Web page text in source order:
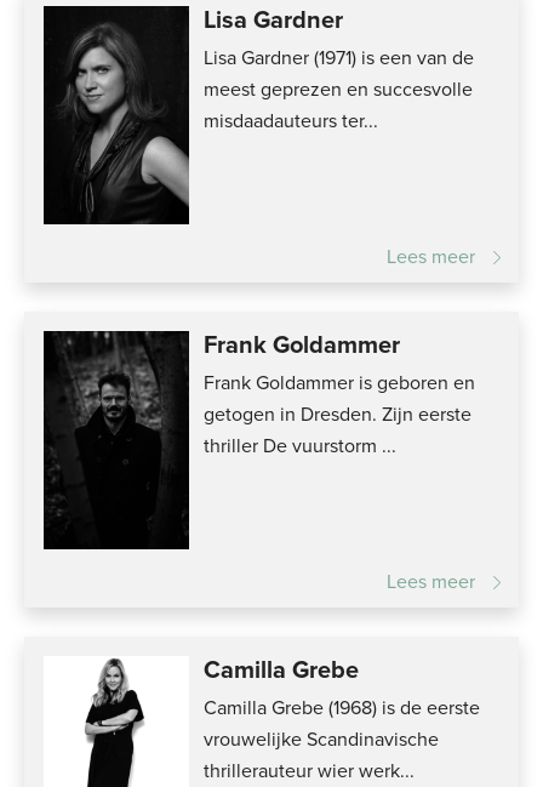
Lisa Gardner
Lisa Gardner (1971) is een van de
meest geprezen en succesvolle
misdaadauteurs ter...
Lees meer
Frank Goldammer
Frank Goldammer is geboren en
getogen in Dresden. Zijn eerste
thriller De vuurstorm ...
Lees meer
Camilla Grebe
Camilla Grebe (1968) is de eerste
vrouwelijke Scandinavische
thrillerauteur wier werk...